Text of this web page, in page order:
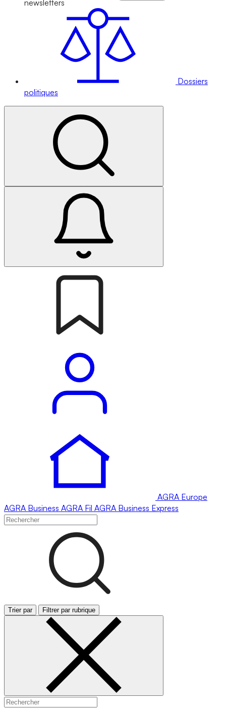
newsletters
Dossiers
politiques
AGRA Europe
AGRA Business AGRA Fil AGRA Business Express
Trier par Filtrer par rubrique